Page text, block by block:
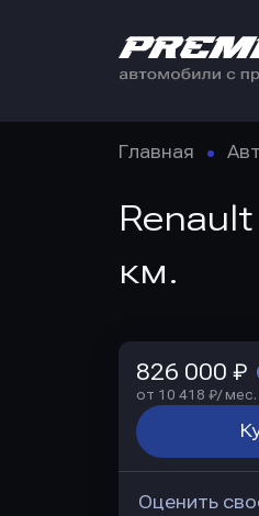
Главная
км.
826 000 ₽
от 10 418 ₽/ мес.
Оценить